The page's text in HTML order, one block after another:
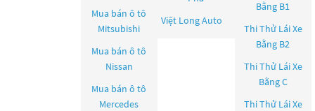
Mua bán ô tô
Mitsubishi
Mua bán ô tô
Nissan
Mua bán ô tô
Mercedes
Việt Long Auto
Bằng B1
Thi Thử Lái Xe
Bằng B2
Thi Thử Lái Xe
Bằng C
Thi Thử Lái Xe